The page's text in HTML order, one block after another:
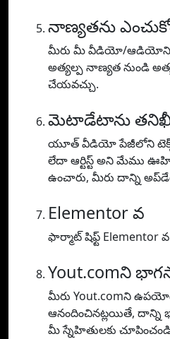
నాణ్యతను
మీరు మీ వీడియో/ఆడియోని
అత్యల్ప నాణ్యత నుండి
చేయవచ్చు.
మెటాడేటాను
యూత్ వీడియో పేజీలోని
లేదా ఆర్టిస్ట్ అని మేము
ఉంచారు, మీరు దాన్ని
Elementor వ
ఫార్మాట్ షిఫ్ట్ Elementor
Yout.comని
మీరు Yout.comని
ఆనందించినట్లయితే,
మీ స్నేహితులకు